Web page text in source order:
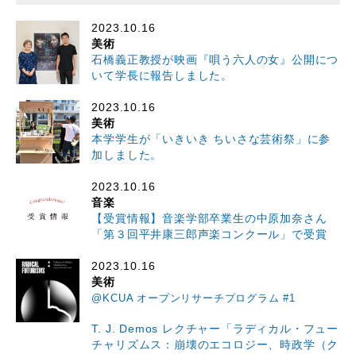
2023.10.16
美術
石橋義正教授が映画『唄う六人の女』公開につ
いて学長に報告しました。
2023.10.16
美術
本学学生が「いきいき ちいさな芸術祭」に参
加しました。
2023.10.16
音楽
【受賞情報】音楽学部卒業生の中原加奈さん
「第３回平井康三郎声楽コンクール」で受賞
2023.10.16
美術
@KCUA オープンリサーチプログラム #1
T. J. Demos レクチャー「ラディカル・フュー
チャリズムス：崩壊のエコロジー、時政学（ク